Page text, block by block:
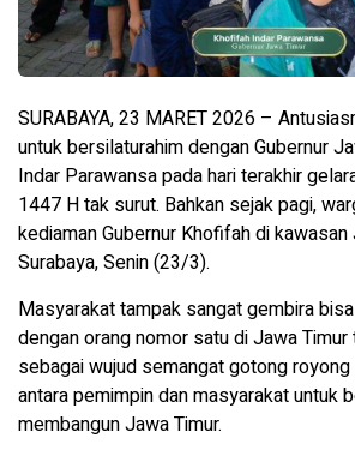
SURABAYA, 23 MARET 2026 –
untuk bersilaturahim dengan Gubernur
Indar Parawansa pada hari terakhir
1447 H tak surut. Bahkan sejak pagi,
kediaman Gubernur Khofifah di
Surabaya, Senin (23/3).
Masyarakat tampak sangat gembira
dengan orang nomor satu di Jawa
sebagai wujud semangat gotong
antara pemimpin dan masyarakat untuk
membangun Jawa Timur.